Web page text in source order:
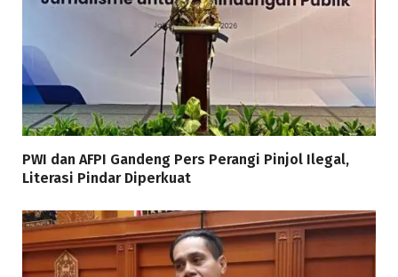
PWI dan AFPI Gandeng Pers Perangi Pinjol Ilegal,
Literasi Pindar Diperkuat